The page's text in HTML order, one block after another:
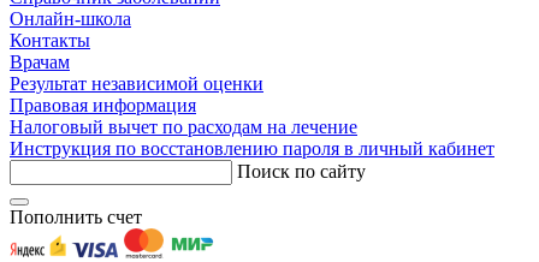
Онлайн-школа
Контакты
Врачам
Результат независимой оценки
Правовая информация
Налоговый вычет по расходам на лечение
Инструкция по восстановлению пароля в личный кабинет
Поиск по сайту
Пополнить счет